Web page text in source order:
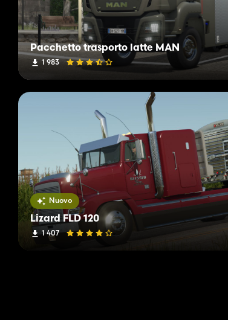
Pacchetto trasporto latte MAN
1 983
Nuovo
Lizard FLD 120
1 407